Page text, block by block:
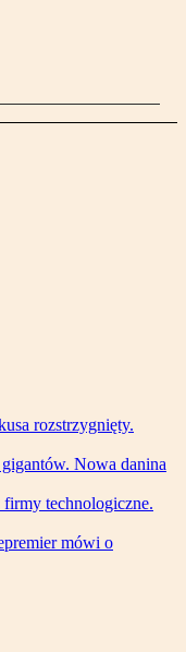
rozstrzygnięty.
Nowa danina
technologiczne.
mówi o